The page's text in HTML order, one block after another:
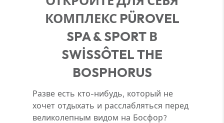
КОМПЛЕКС PÜROVEL
SPA & SPORT В
SWİSSÔTEL THE
BOSPHORUS
Разве есть кто-нибудь, который не
хочет отдыхать и расслабляться перед
великолепным видом на Босфор?